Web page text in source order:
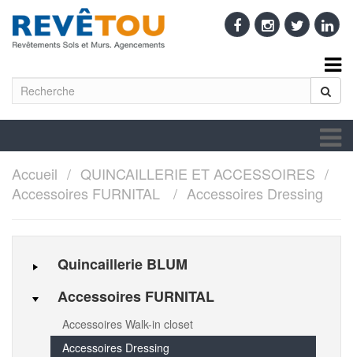
Accueil
QUINCAILLERIE ET ACCESSOIRES
Accessoires FURNITAL
Accessoires Dressing
Quincaillerie BLUM
Accessoires FURNITAL
Accessoires Walk-in closet
Accessoires Dressing